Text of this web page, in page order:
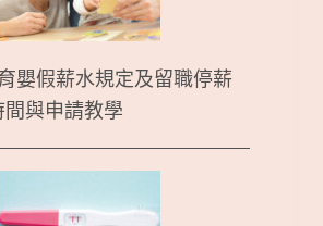
嬰假薪水規定及留職停薪
與申請教學